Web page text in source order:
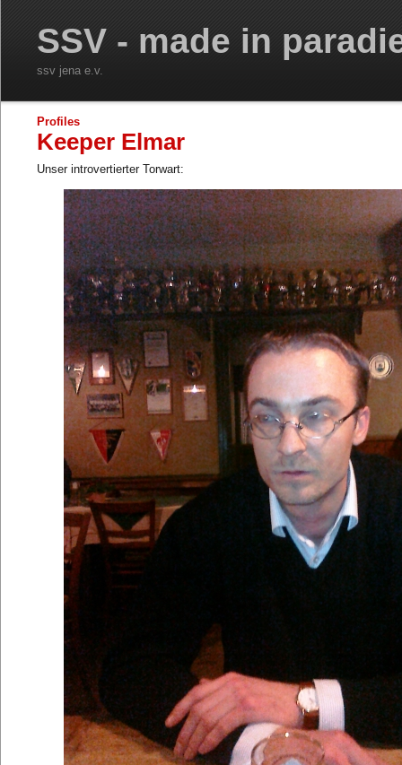
SSV - made in
ssv jena e.v.
Profiles
Keeper Elmar
Unser introvertierter Torwart: